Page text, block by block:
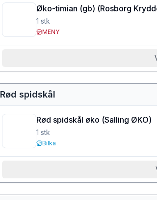
Øko-timian (gb) (Rosborg
1 stk
MENY
Rød spidskål
Rød spidskål øko (Salling ØKO)
1 stk
Bilka